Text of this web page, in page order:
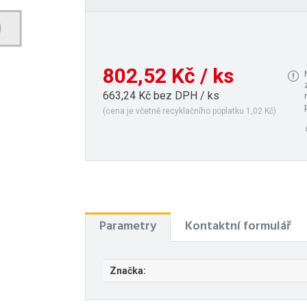
802,52 Kč / ks
663,24 Kč bez DPH / ks
(cena je včetně recyklačního poplatku 1,02 Kč)
Parametry Kontaktní formulář
Značka: